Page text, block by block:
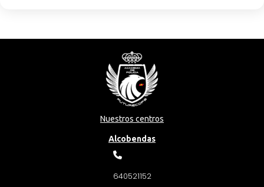
Nuestros centros
Alcobendas
640521152